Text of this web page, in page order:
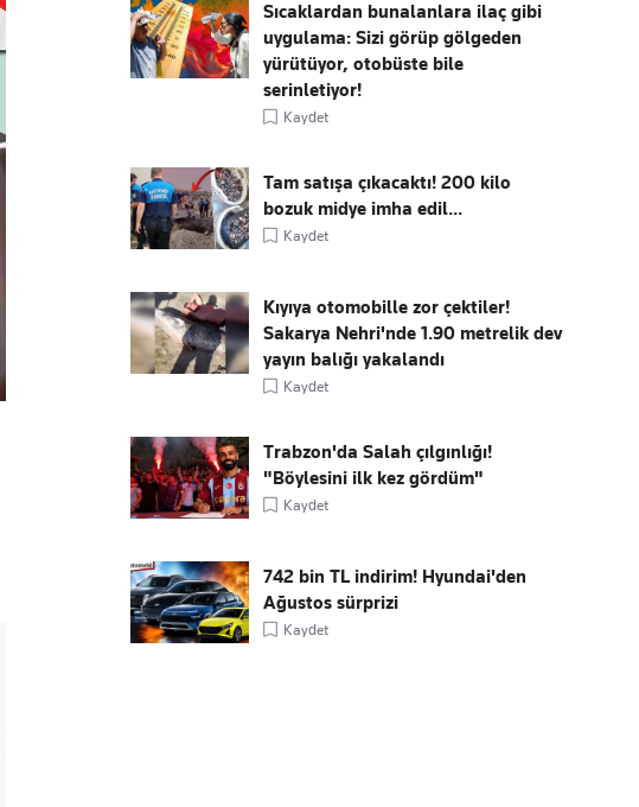
Sıcaklardan bunalanlara ilaç gibi
uygulama: Sizi görüp gölgeden
yürütüyor, otobüste bile
serinletiyor!
Kaydet
Tam satışa çıkacaktı! 200 kilo
bozuk midye imha edil...
Kaydet
Kıyıya otomobille zor çektiler!
Sakarya Nehri'nde 1.90 metrelik dev
yayın balığı yakalandı
Kaydet
Trabzon'da Salah çılgınlığı!
"Böylesini ilk kez gördüm"
Kaydet
742 bin TL indirim! Hyundai'den
Ağustos sürprizi
Kaydet